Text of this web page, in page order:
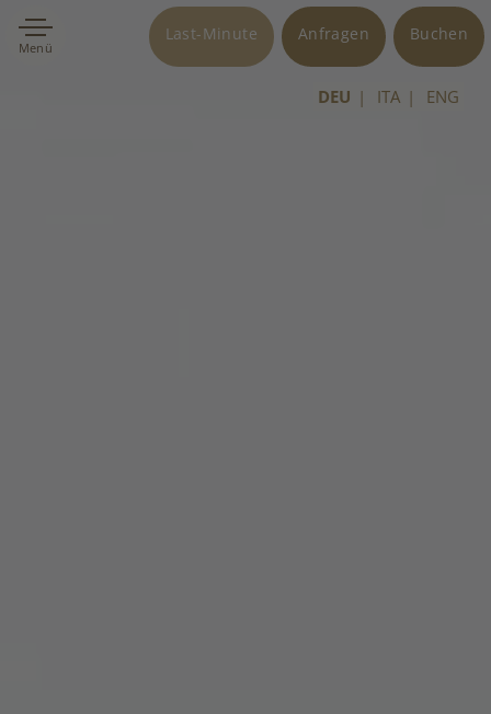
Menü
Buchen
Anfragen
Last-Minute
DEU ITA ENG